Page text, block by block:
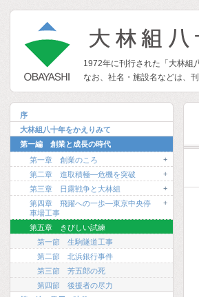
1972年に刊行された「大林組
なお、社名・施設名などは、
序
大林組八十年をかえりみて
第一編 創業と成長の時代
第一章 創業のころ
+
第二章 進取積極―危機を突破
+
第三章 日露戦争と大林組
+
第四章 飛躍への一歩―東京中央停
車場工事
+
第五章 きびしい試練
第一節 生駒隧道工事
第二節 北浜銀行事件
第三節 芳五郎の死
第四節 後援者の尽力